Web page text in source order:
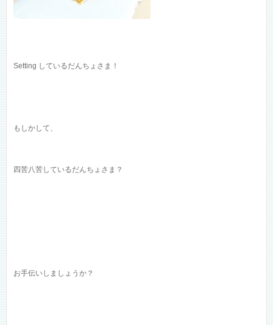
Setting しているだんちょさま！
もしかして、
四苦八苦しているだんちょさま？
お手伝いしましょうか？